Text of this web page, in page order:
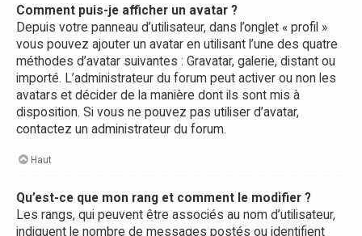
Comment puis-je afficher un avatar ?
Depuis votre panneau d’utilisateur, dans l’onglet « profil »
vous pouvez ajouter un avatar en utilisant l’une des quatre
méthodes d’avatar suivantes : Gravatar, galerie, distant ou
importé. L’administrateur du forum peut activer ou non les
avatars et décider de la manière dont ils sont mis à
disposition. Si vous ne pouvez pas utiliser d’avatar,
contactez un administrateur du forum.
Haut
Qu’est-ce que mon rang et comment le modifier ?
Les rangs, qui peuvent être associés au nom d’utilisateur,
indiquent le nombre de messages postés ou identifient